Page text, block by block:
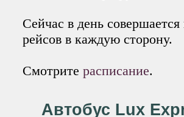
Сейчас в день совершается
рейсов в каждую сторону.
Смотритерасписание.
Автобус Lux